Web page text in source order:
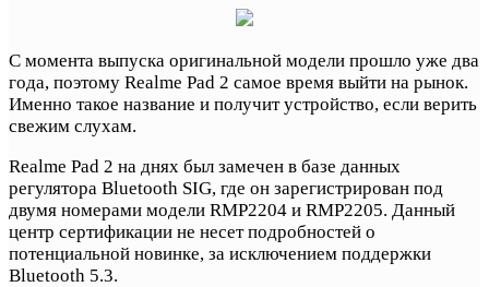
С момента выпуска оригинальной модели прошло уже два
года, поэтому Realme Pad 2 самое время выйти на рынок.
Именно такое название и получит устройство, если верить
свежим слухам.
Realme Pad 2 на днях был замечен в базе данных
регулятора Bluetooth SIG, где он зарегистрирован под
двумя номерами модели RMP2204 и RMP2205. Данный
центр сертификации не несет подробностей о
потенциальной новинке, за исключением поддержки
Bluetooth 5.3.